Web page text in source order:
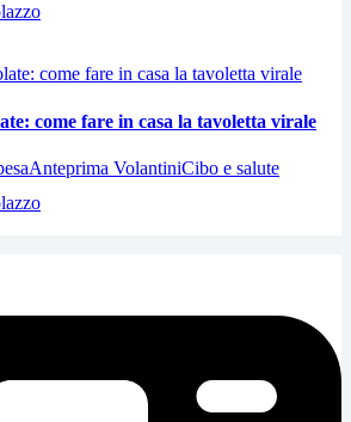
come fare in casa la tavoletta virale
Anteprima VolantiniCibo e salute